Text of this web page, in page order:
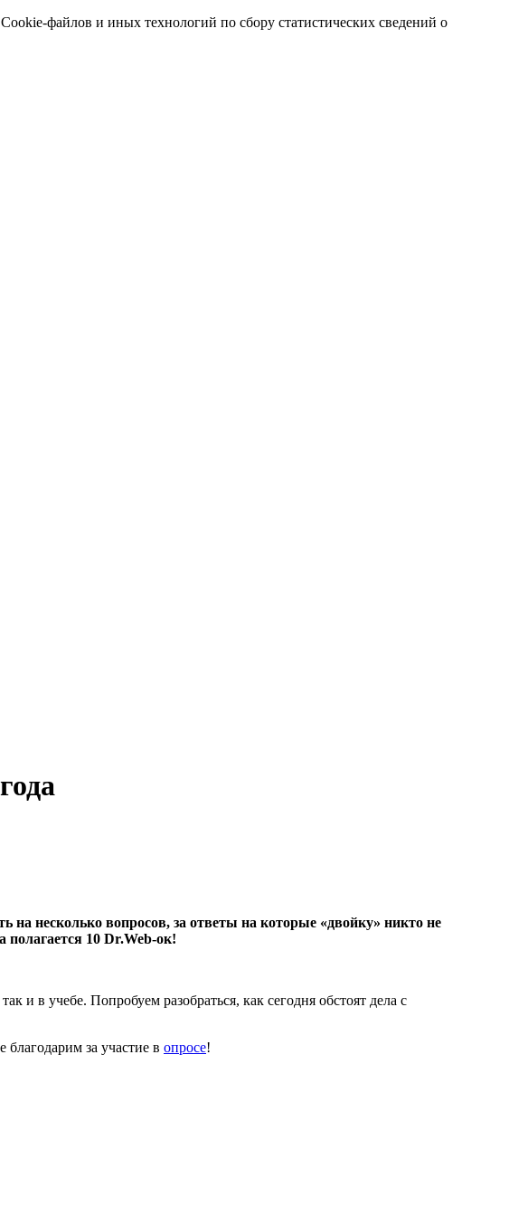
файлов и иных технологий по сбору статистических сведений о
на несколько вопросов, за ответы на которые «двойку» никто не
полагается 10 Dr.Web-ок!
в учебе. Попробуем разобраться, как сегодня обстоят дела с
за участие в опросе!